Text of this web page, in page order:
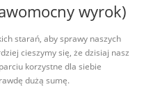
wyrok)
starań, aby sprawy naszych
cieszymy się, że dzisiaj nasz
korzystne dla siebie
dużą sumę.